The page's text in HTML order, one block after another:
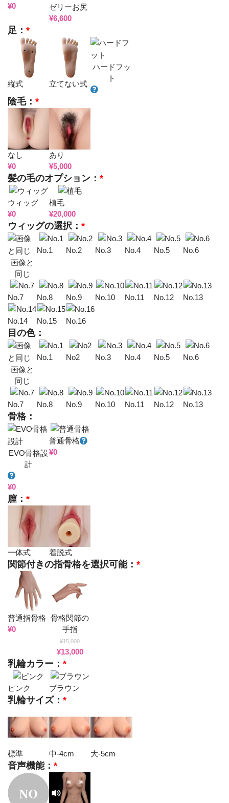
¥0
ゼリーお尻
¥6,600
*
足：
縦式 立てない式
ハードフッ
ト
*
陰毛：
なし
¥0
あり
¥5,000
*
髪の毛のオプション：
ウィッグ
¥0
植毛
¥20,000
*
ウィッグの選択：
画像と
同じ
No.1 No.2 No.3 No.4 No.5 No.6
No.7 No.8 No.9 No.10 No.11 No.12 No.13
No.14 No.15 No.16
目の色：
画像と
同じ
No.1 No2 No.3 No.4 No.5 No.6
No.7 No.8 No.9 No.10 No.11 No.12 No.13
骨格：
EVO骨格設
計
¥0
普通骨格
¥0
*
膣：
一体式 着脱式
*
関節付きの指骨格を選択可能：
普通指骨格
¥0
骨格関節の
手指
¥15,000
¥13,000
*
乳輪カラー：
ピンク ブラウン
*
乳輪サイズ：
標準 中-4cm 大-5cm
*
音声機能：